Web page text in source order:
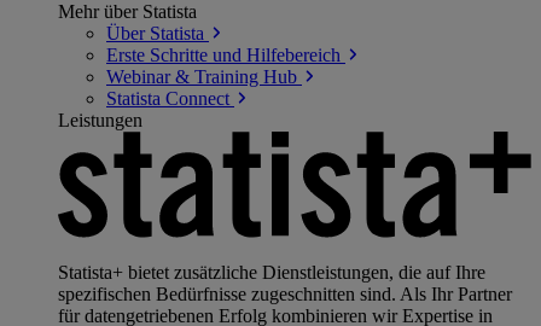
Mehr über Statista
Über Statista
Erste Schritte und Hilfebereich
Webinar & Training Hub
Statista Connect
Leistungen
Statista+ bietet zusätzliche Dienstleistungen, die auf Ihre
spezifischen Bedürfnisse zugeschnitten sind. Als Ihr Partner
für datengetriebenen Erfolg kombinieren wir Expertise in